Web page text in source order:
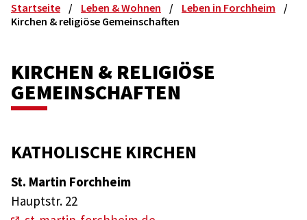
Startseite Leben & Wohnen
Leben in Forchheim
Kirchen & religiöse Gemeinschaften
KIRCHEN & RELIGIÖSE
GEMEINSCHAFTEN
KATHOLISCHE KIRCHEN
St. Martin Forchheim
Hauptstr. 22